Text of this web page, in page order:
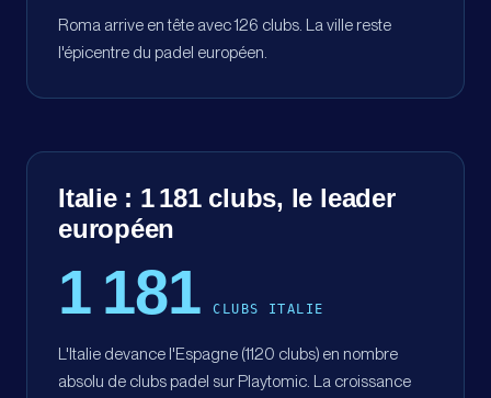
Roma arrive en tête avec 126 clubs. La ville reste
l'épicentre du padel européen.
Italie : 1 181 clubs, le leader
européen
1 181 CLUBS ITALIE
L'Italie devance l'Espagne (1120 clubs) en nombre
absolu de clubs padel sur Playtomic. La croissance